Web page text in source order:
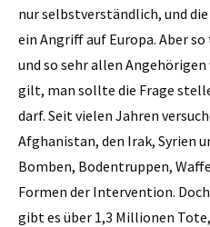
nur selbstverständlich, und
ein Angriff auf Europa. Aber
und so sehr allen
gilt, man sollte die Frage
darf. Seit vielen Jahren
Afghanistan, den Irak, Syrien
Bomben, Bodentruppen,
Formen der Intervention.
gibt es über 1,3 Millionen